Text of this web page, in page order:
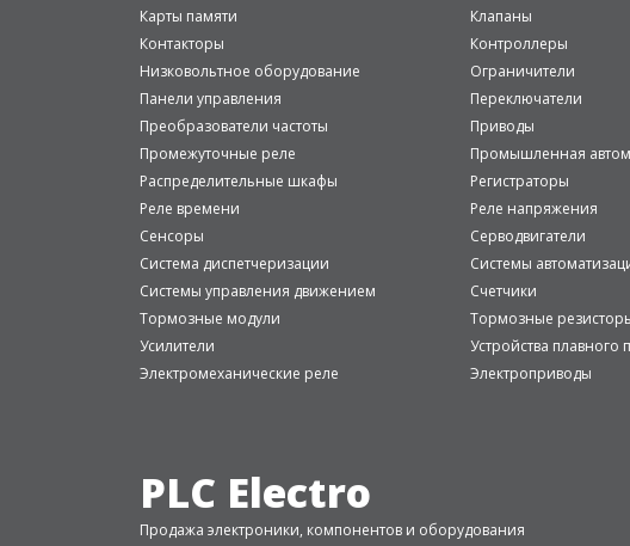
Карты памяти
Клапаны
Контакторы
Контроллеры
Низковольтное оборудование
Ограничители
Панели управления
Переключатели
Преобразователи частоты
Приводы
Промежуточные реле
Промышленная
Распределительные шкафы
Регистраторы
Реле времени
Реле напряжения
Сенсоры
Серводвигатели
Система диспетчеризации
Системы
Системы управления движением
Счетчики
Тормозные модули
Тормозные
Усилители
Устройства плавного
Электромеханические реле
Электроприводы
PLC Electro
Продажа электроники, компонентов и оборудования